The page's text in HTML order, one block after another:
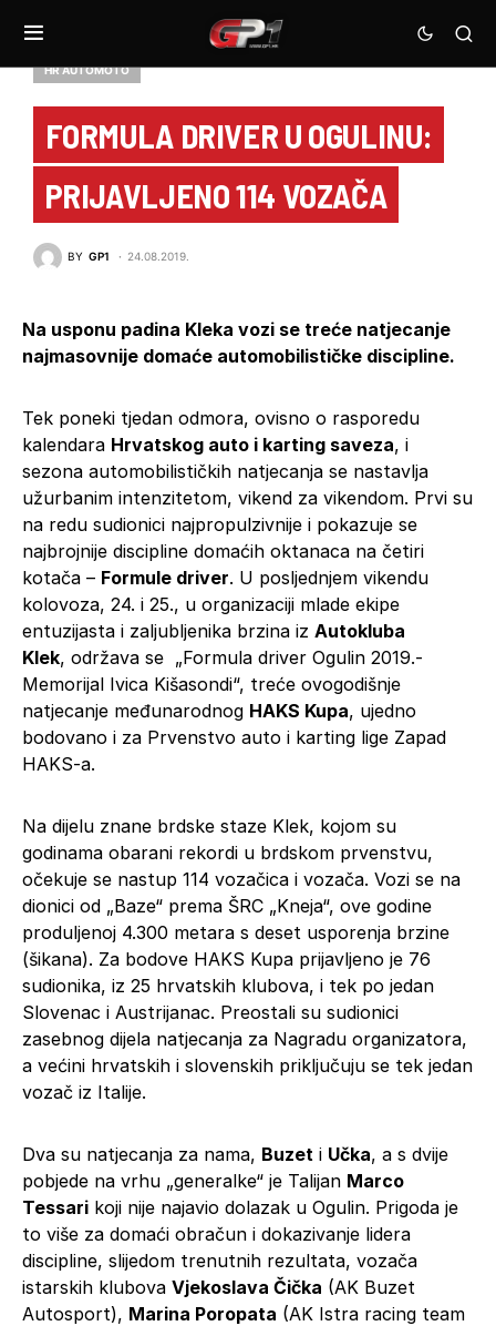
HR AUTOMOTO
FORMULA DRIVER U OGULINU:
PRIJAVLJENO 114 VOZAČA
BY GP1 24.08.2019.
Na usponu padina Kleka vozi se treće natjecanje
najmasovnije domaće automobilističke discipline.
Tek poneki tjedan odmora, ovisno o rasporedu
kalendara Hrvatskog auto i karting saveza, i
sezona automobilističkih natjecanja se nastavlja
užurbanim intenzitetom, vikend za vikendom. Prvi su
na redu sudionici najpropulzivnije i pokazuje se
najbrojnije discipline domaćih oktanaca na četiri
kotača – Formule driver. U posljednjem vikendu
kolovoza, 24. i 25., u organizaciji mlade ekipe
entuzijasta i zaljubljenika brzina iz Autokluba
Klek, održava se „Formula driver Ogulin 2019.-
Memorijal Ivica Kišasondi“, treće ovogodišnje
natjecanje međunarodnog HAKS Kupa, ujedno
bodovano i za Prvenstvo auto i karting lige Zapad
HAKS-a.
Na dijelu znane brdske staze Klek, kojom su
godinama obarani rekordi u brdskom prvenstvu,
očekuje se nastup 114 vozačica i vozača. Vozi se na
dionici od „Baze“ prema ŠRC „Kneja“, ove godine
produljenoj 4.300 metara s deset usporenja brzine
(šikana). Za bodove HAKS Kupa prijavljeno je 76
sudionika, iz 25 hrvatskih klubova, i tek po jedan
Slovenac i Austrijanac. Preostali su sudionici
zasebnog dijela natjecanja za Nagradu organizatora,
a većini hrvatskih i slovenskih priključuju se tek jedan
vozač iz Italije.
Dva su natjecanja za nama, Buzet i Učka, a s dvije
pobjede na vrhu „generalke“ je Talijan Marco
Tessari koji nije najavio dolazak u Ogulin. Prigoda je
to više za domaći obračun i dokazivanje lidera
discipline, slijedom trenutnih rezultata, vozača
istarskih klubova Vjekoslava Čička (AK Buzet
Autosport), Marina Poropata (AK Istra racing team